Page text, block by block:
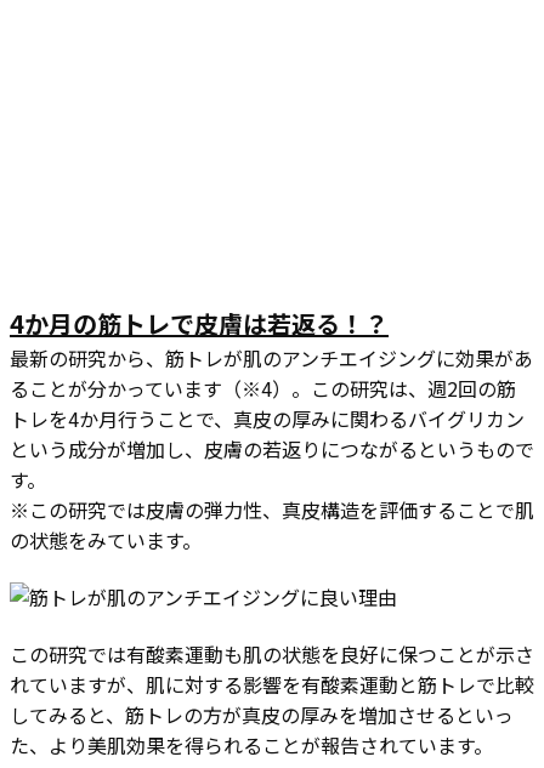
4か月の筋トレで皮膚は若返る！？
最新の研究から、筋トレが肌のアンチエイジングに効果があ
ることが分かっています（※4）。この研究は、週2回の筋
トレを4か月行うことで、真皮の厚みに関わるバイグリカン
という成分が増加し、皮膚の若返りにつながるというもので
す。
※この研究では皮膚の弾力性、真皮構造を評価することで肌
の状態をみています。
この研究では有酸素運動も肌の状態を良好に保つことが示さ
れていますが、肌に対する影響を有酸素運動と筋トレで比較
してみると、筋トレの方が真皮の厚みを増加させるといっ
た、より美肌効果を得られることが報告されています。